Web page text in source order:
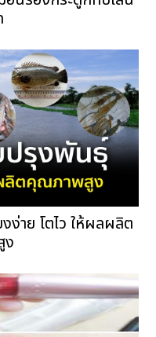
าย โตไว ให้ผลผลิต